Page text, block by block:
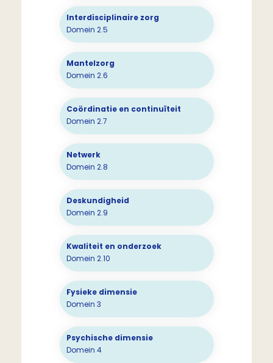
Interdisciplinaire zorg
Domein 2.5
Mantelzorg
Domein 2.6
Coördinatie en continuïteit
Domein 2.7
Netwerk
Domein 2.8
Deskundigheid
Domein 2.9
Kwaliteit en onderzoek
Domein 2.10
Fysieke dimensie
Domein 3
Psychische dimensie
Domein 4